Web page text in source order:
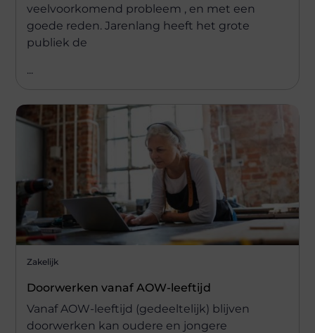
veelvoorkomend probleem , en met een
goede reden. Jarenlang heeft het grote
publiek de
...
Zakelijk
Doorwerken vanaf AOW-leeftijd
Vanaf AOW-leeftijd (gedeeltelijk) blijven
doorwerken kan oudere en jongere